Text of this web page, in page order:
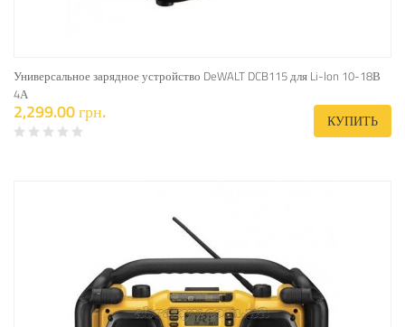
Универсальное зарядное устройство DeWALT DCB115 для Li-lon 10-18В
4А
2,299.00 грн. КУПИТЬ